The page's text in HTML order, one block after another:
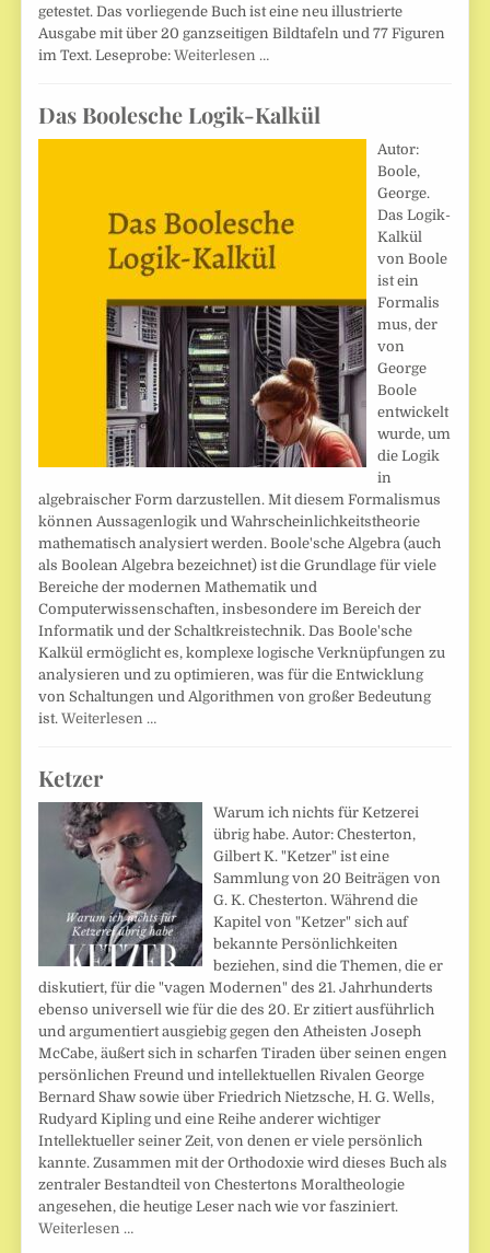
getestet. Das vorliegende Buch ist eine neu illustrierte
Ausgabe mit über 20 ganzseitigen Bildtafeln und 77 Figuren
im Text. Leseprobe:Weiterlesen …
Das Boolesche Logik-Kalkül
Autor:
Boole,
George.
Das Logik-
Kalkül
von Boole
ist ein
Formalis
mus, der
von
George
Boole
entwickelt
wurde, um
die Logik
in
algebraischer Form darzustellen. Mit diesem Formalismus
können Aussagenlogik und Wahrscheinlichkeitstheorie
mathematisch analysiert werden. Boole'sche Algebra (auch
als Boolean Algebra bezeichnet) ist die Grundlage für viele
Bereiche der modernen Mathematik und
Computerwissenschaften, insbesondere im Bereich der
Informatik und der Schaltkreistechnik. Das Boole'sche
Kalkül ermöglicht es, komplexe logische Verknüpfungen zu
analysieren und zu optimieren, was für die Entwicklung
von Schaltungen und Algorithmen von großer Bedeutung
ist.Weiterlesen …
Ketzer
Warum ich nichts für Ketzerei
übrig habe. Autor: Chesterton,
Gilbert K. "Ketzer" ist eine
Sammlung von 20 Beiträgen von
G. K. Chesterton. Während die
Kapitel von "Ketzer" sich auf
bekannte Persönlichkeiten
beziehen, sind die Themen, die er
diskutiert, für die "vagen Modernen" des 21. Jahrhunderts
ebenso universell wie für die des 20. Er zitiert ausführlich
und argumentiert ausgiebig gegen den Atheisten Joseph
McCabe, äußert sich in scharfen Tiraden über seinen engen
persönlichen Freund und intellektuellen Rivalen George
Bernard Shaw sowie über Friedrich Nietzsche, H. G. Wells,
Rudyard Kipling und eine Reihe anderer wichtiger
Intellektueller seiner Zeit, von denen er viele persönlich
kannte. Zusammen mit der Orthodoxie wird dieses Buch als
zentraler Bestandteil von Chestertons Moraltheologie
angesehen, die heutige Leser nach wie vor fasziniert.
Weiterlesen …